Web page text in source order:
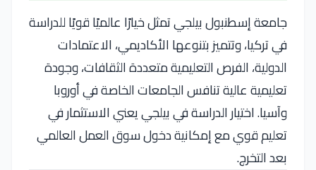
جامعة إسطنبول بيلجي تمثل خيارًا عالميًا قويًا للدراسة
في تركيا، وتتميز بتنوعها الأكاديمي، الاعتمادات
الدولية، الفرص التعليمية متعددة الثقافات، وجودة
تعليمية عالية تنافس الجامعات الخاصة في أوروبا
وآسيا. اختيار الدراسة في بيلجي يعني الاستثمار في
تعليم قوي مع إمكانية دخول سوق العمل العالمي
بعد التخرج.